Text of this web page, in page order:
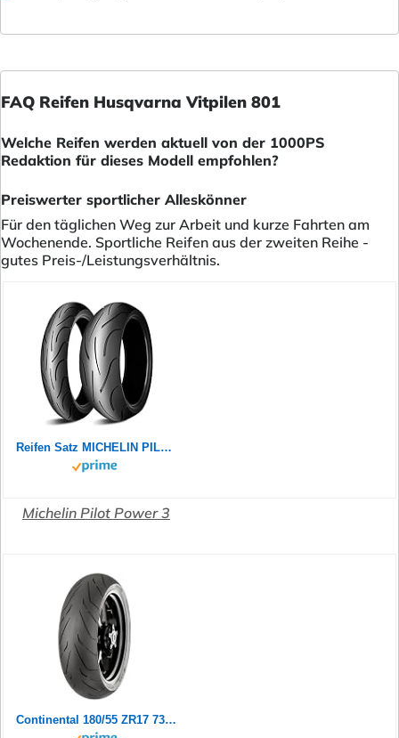
FAQ Reifen Husqvarna Vitpilen 801
Welche Reifen werden aktuell von der 1000PS
Redaktion für dieses Modell empfohlen?
Preiswerter sportlicher Alleskönner
Für den täglichen Weg zur Arbeit und kurze Fahrten am
Wochenende. Sportliche Reifen aus der zweiten Reihe -
gutes Preis-/Leistungsverhältnis.
Reifen Satz MICHELIN PILOT POWER 2CT 180/55 ZR17 73W + 120/70 ZR17 58W Motorradreifen Set
Michelin Pilot Power 3
Continental 180/55 ZR17 73W Contiroad